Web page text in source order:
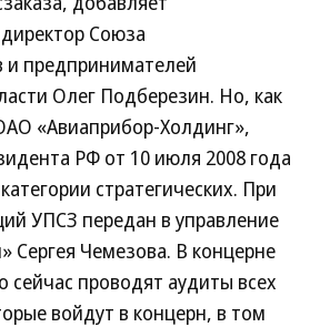
Союза
предпринимателей
Олег Подберезин. Но, как
«Авиаприбор-Холдинг»,
РФ от 10 июля 2008 года
стратегических. При
УПСЗ передан в управление
Сергея Чемезова. В концерне
сейчас проводят аудиты всех
войдут в концерн, в том